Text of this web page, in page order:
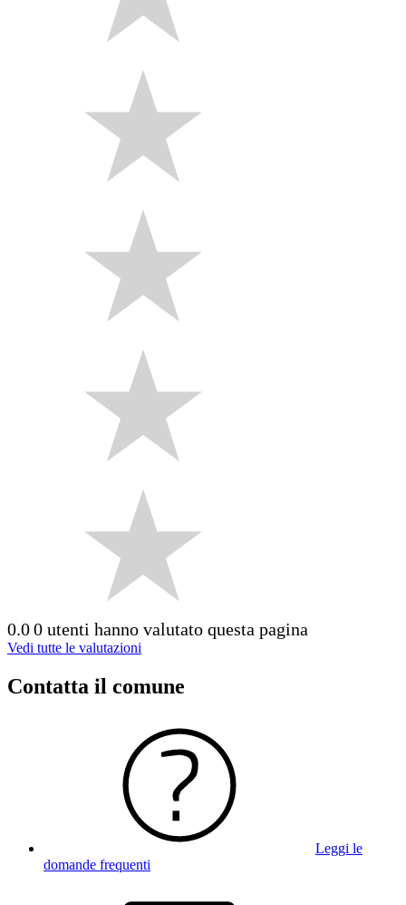
0.00 utenti hanno valutato questa pagina
Vedi tutte le valutazioni
Contatta il comune
Leggi le
domande frequenti